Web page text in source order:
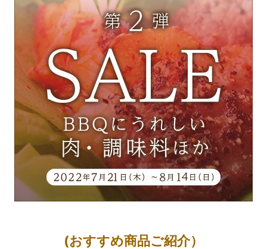
(おすすめ商品ご紹介）